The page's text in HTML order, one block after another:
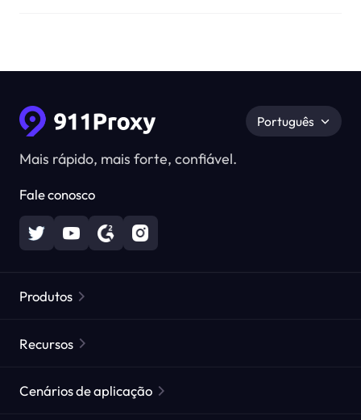
Mais rápido, mais forte, confiável.
Fale conosco
Português
Produtos
Proxies Residenciais Estáticos
Recursos
Cenários de aplicação